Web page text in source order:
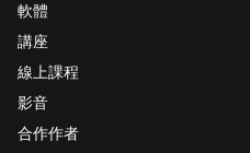
軟體
講座
線上課程
影音
合作作者